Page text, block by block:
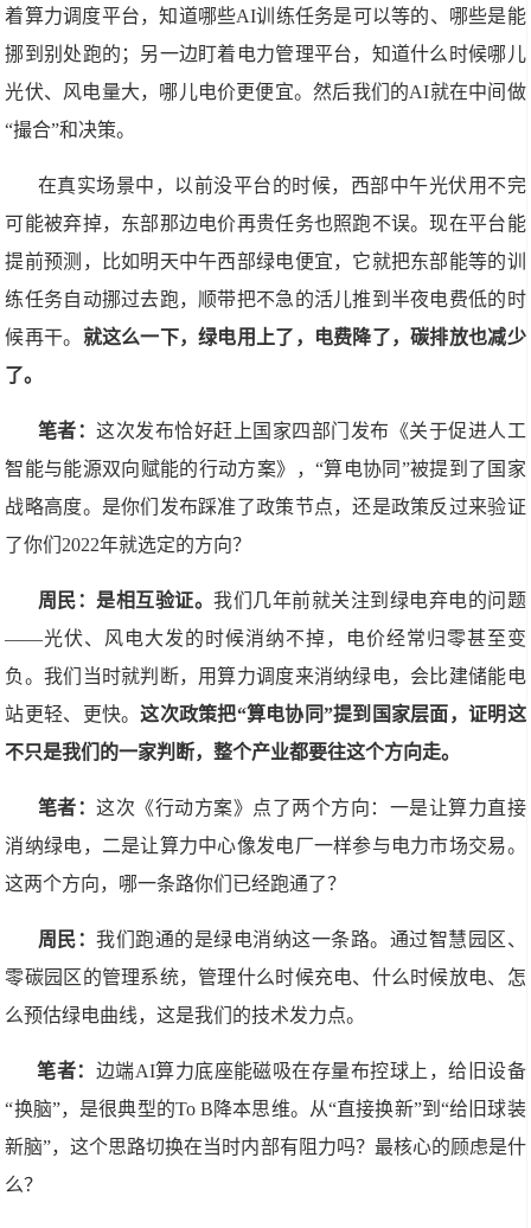
着算力调度平台，知道哪些AI训练任务是可以等的、哪些是能
挪到别处跑的；另一边盯着电力管理平台，知道什么时候哪儿
光伏、风电量大，哪儿电价更便宜。然后我们的AI就在中间做
“撮合”和决策。
在真实场景中，以前没平台的时候，西部中午光伏用不完
可能被弃掉，东部那边电价再贵任务也照跑不误。现在平台能
提前预测，比如明天中午西部绿电便宜，它就把东部能等的训
练任务自动挪过去跑，顺带把不急的活儿推到半夜电费低的时
候再干。 就这么一下，绿电用上了，电费降了，碳排放也减少
了。
笔者：这次发布恰好赶上国家四部门发布《关于促进人工
智能与能源双向赋能的行动方案》，“算电协同”被提到了国家
战略高度。是你们发布踩准了政策节点，还是政策反过来验证
了你们2022年就选定的方向？
周民：是相互验证。我们几年前就关注到绿电弃电的问题
——光伏、风电大发的时候消纳不掉，电价经常归零甚至变
负。我们当时就判断，用算力调度来消纳绿电，会比建储能电
站更轻、更快。这次政策把“算电协同”提到国家层面，证明这
不只是我们的一家判断，整个产业都要往这个方向走。
笔者：这次《行动方案》点了两个方向：一是让算力直接
消纳绿电，二是让算力中心像发电厂一样参与电力市场交易。
这两个方向，哪一条路你们已经跑通了？
周民：我们跑通的是绿电消纳这一条路。通过智慧园区、
零碳园区的管理系统，管理什么时候充电、什么时候放电、怎
么预估绿电曲线，这是我们的技术发力点。
笔者： 边端AI算力底座能磁吸在存量布控球上，给旧设备
“换脑”，是很典型的To B降本思维。从“直接换新”到“给旧球装
新脑”，这个思路切换在当时内部有阻力吗？最核心的顾虑是什
么？